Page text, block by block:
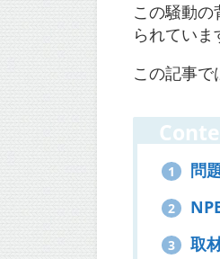
この騒動
られていま
この記事で
1 問
2
3 取